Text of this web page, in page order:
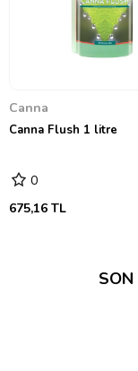
Canna
Canna Flush 1 litre
0
675,16 TL
SON